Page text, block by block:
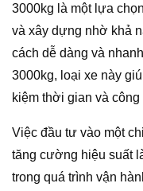
3000kg là một lựa
và xây dựng nhờ khả
cách dễ dàng và
3000kg, loại xe này
kiệm thời gian và
Việc đầu tư vào một
tăng cường hiệu suất
trong quá trình vận